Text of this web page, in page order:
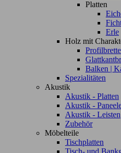
Platten
Erle
Holz mit
Balken |
Spezialitäten
Akustik
Akustik - Platten
Akustik -
Akustik - Leisten
Zubehör
Möbelteile
Tischplatten